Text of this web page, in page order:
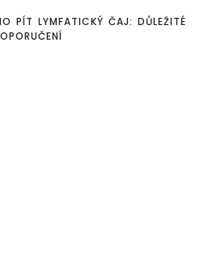
PÍT LYMFATICKÝ ČAJ: DŮLEŽITÉ